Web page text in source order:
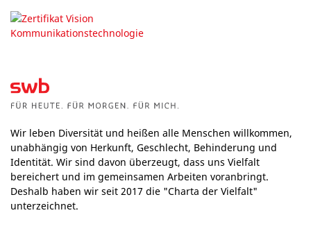
Wir leben Diversität und heißen alle Menschen willkommen,
unabhängig von Herkunft, Geschlecht, Behinderung und
Identität. Wir sind davon überzeugt, dass uns Vielfalt
bereichert und im gemeinsamen Arbeiten voranbringt.
Deshalb haben wir seit 2017 die "Charta der Vielfalt"
unterzeichnet.